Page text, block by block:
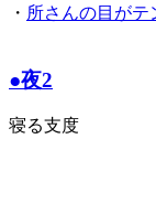
・ 所さんの目がテ
●夜2
寝る支度